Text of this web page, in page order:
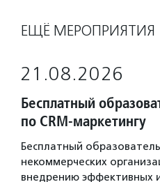
ЕЩЁ МЕРОПРИЯТИЯ
21.08.2026
Бесплатный
по CRM-маркетингу
Бесплатный
некоммерческих
внедрению эффективных